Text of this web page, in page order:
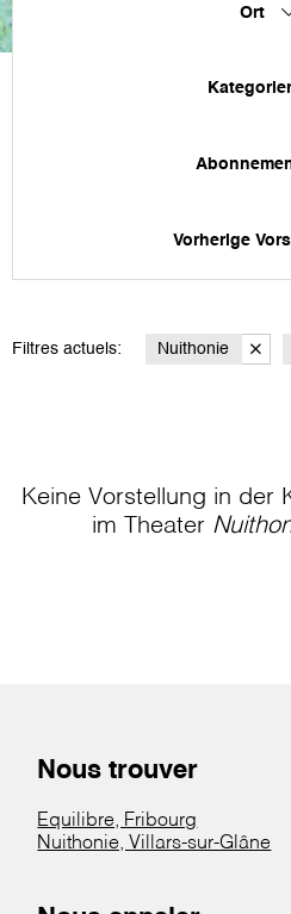
Ort
Vorherige
Filtres actuels: Nuithonie
Keine Vorstellung in der
im Theater
Nous trouver
Equilibre, Fribourg
Nuithonie, Villars-sur-Glâne